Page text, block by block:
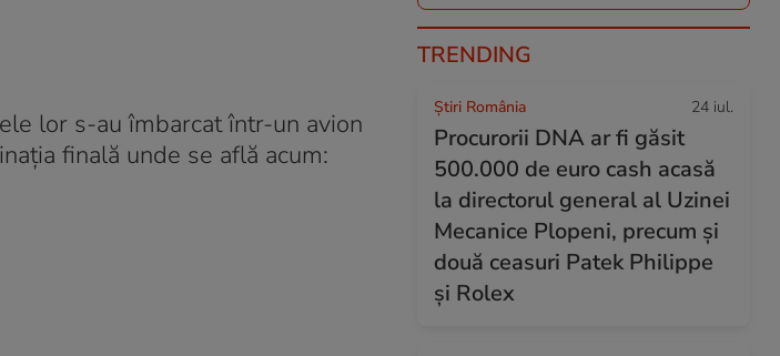
lor s-au îmbarcat într-un avion
finală unde se află acum:
TRENDING
Știri România 24 iul.
Procurorii DNA ar fi găsit
500.000 de euro cash acasă
la directorul general al Uzinei
Mecanice Plopeni, precum și
două ceasuri Patek Philippe
și Rolex